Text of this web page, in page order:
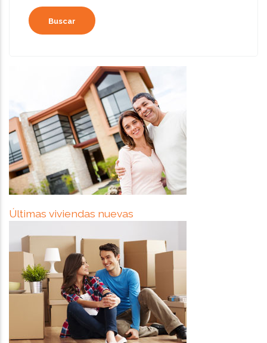
Últimas viviendas nuevas